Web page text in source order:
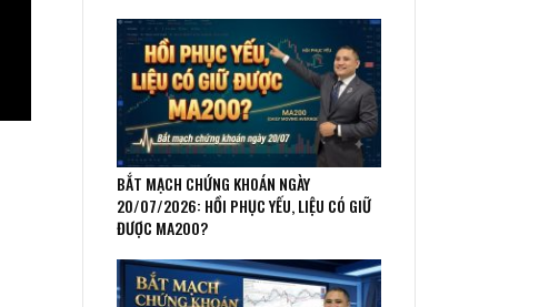
BẮT MẠCH CHỨNG KHOÁN NGÀY
20/07/2026: HỒI PHỤC YẾU, LIỆU CÓ GIỮ
ĐƯỢC MA200?